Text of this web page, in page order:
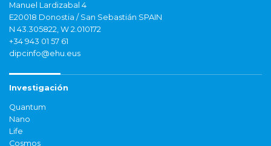
Manuel Lardizabal 4
E20018 Donostia / San Sebastián SPAIN
N 43.305822, W 2.010172
+34 943 01 57 61
dipcinfo@ehu.eus
Investigación
Quantum
Nano
Life
Cosmos